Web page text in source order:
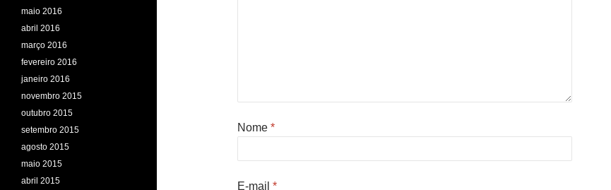
Nome *
E-mail *
maio 2016
abril 2016
março 2016
fevereiro 2016
janeiro 2016
novembro 2015
outubro 2015
setembro 2015
agosto 2015
maio 2015
abril 2015